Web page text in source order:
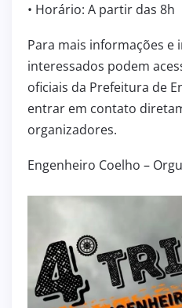
• Horário: A partir das 8h
Para mais informações e
interessados podem
oficiais da Prefeitura de
entrar em contato
organizadores.
Engenheiro Coelho –